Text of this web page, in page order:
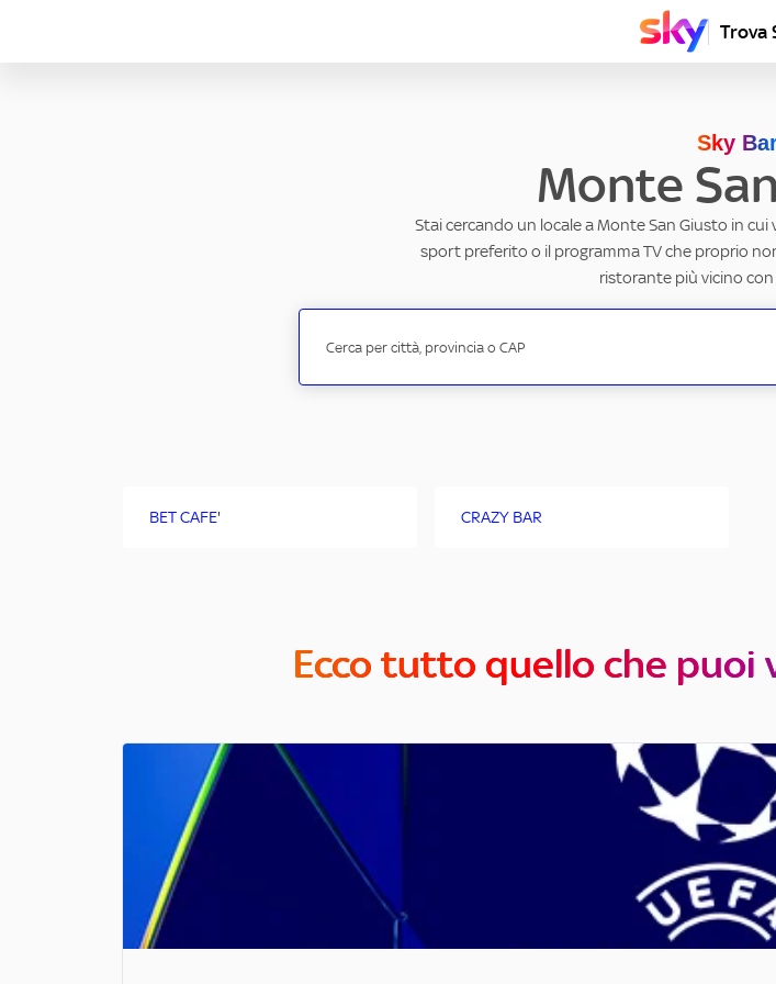
Trova
Sky
Monte
Stai cercando un locale a Monte San Giusto in
sport preferito o il programma TV che proprio
ristorante più vicino con
BET CAFE' CRAZY BAR
Ecco tutto quello che puoi